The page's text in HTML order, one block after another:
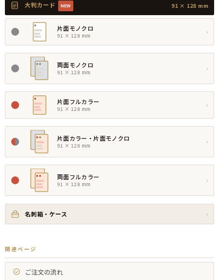
大判カード NEW 91 × 128 mm
片面モノクロ
91 × 128 mm
›
両面モノクロ
91 × 128 mm
›
片面フルカラー
91 × 128 mm
›
片面カラー・片面モノクロ
91 × 128 mm
›
両面フルカラー
91 × 128 mm
›
名刺箱・ケース ›
関連ページ
ご注文の流れ